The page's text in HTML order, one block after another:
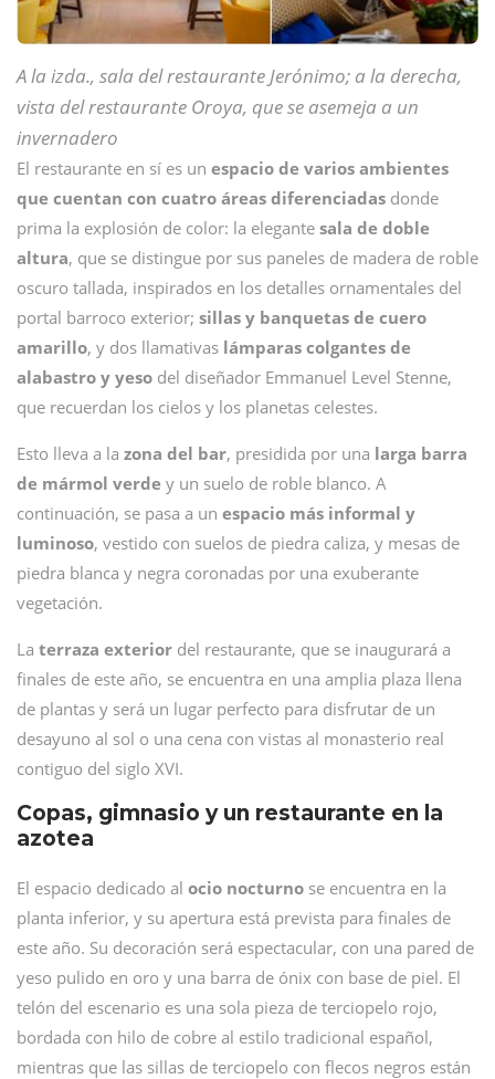
A la izda., sala del restaurante Jerónimo; a la derecha,
vista del restaurante Oroya, que se asemeja a un
invernadero
El restaurante en sí es un espacio de varios ambientes
que cuentan con cuatro áreas diferenciadas donde
prima la explosión de color: la elegante sala de doble
altura, que se distingue por sus paneles de madera de roble
oscuro tallada, inspirados en los detalles ornamentales del
portal barroco exterior; sillas y banquetas de cuero
amarillo, y dos llamativas lámparas colgantes de
alabastro y yeso del diseñador Emmanuel Level Stenne,
que recuerdan los cielos y los planetas celestes.
Esto lleva a la zona del bar, presidida por una larga barra
de mármol verde y un suelo de roble blanco. A
continuación, se pasa a un espacio más informal y
luminoso, vestido con suelos de piedra caliza, y mesas de
piedra blanca y negra coronadas por una exuberante
vegetación.
La terraza exterior del restaurante, que se inaugurará a
finales de este año, se encuentra en una amplia plaza llena
de plantas y será un lugar perfecto para disfrutar de un
desayuno al sol o una cena con vistas al monasterio real
contiguo del siglo XVI.
Copas, gimnasio y un restaurante en la
azotea
El espacio dedicado al ocio nocturno se encuentra en la
planta inferior, y su apertura está prevista para finales de
este año. Su decoración será espectacular, con una pared de
yeso pulido en oro y una barra de ónix con base de piel. El
telón del escenario es una sola pieza de terciopelo rojo,
bordada con hilo de cobre al estilo tradicional español,
mientras que las sillas de terciopelo con flecos negros están